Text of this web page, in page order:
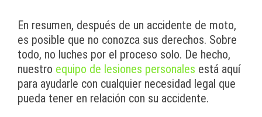
En resumen, después de un accidente de moto,
es posible que no conozca sus derechos. Sobre
todo, no luches por el proceso solo. De hecho,
nuestro equipo de lesiones personales está aquí
para ayudarle con cualquier necesidad legal que
pueda tener en relación con su accidente.